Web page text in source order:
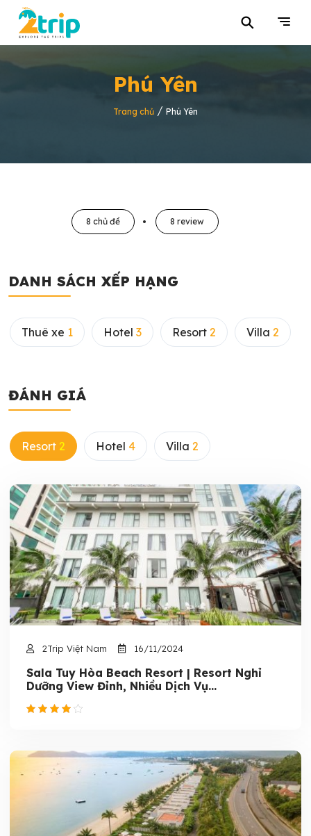
⚲
Phú Yên
Trang chủ / Phú Yên
8 chủ đề 8 review
DANH SÁCH XẾP HẠNG
Thuê xe 1 Hotel 3 Resort 2 Villa 2
ĐÁNH GIÁ
Resort 2 Hotel 4 Villa 2
2Trip Việt Nam 16/11/2024
Sala Tuy Hòa Beach Resort | Resort Nghỉ
Dưỡng View Đỉnh, Nhiều Dịch Vụ...